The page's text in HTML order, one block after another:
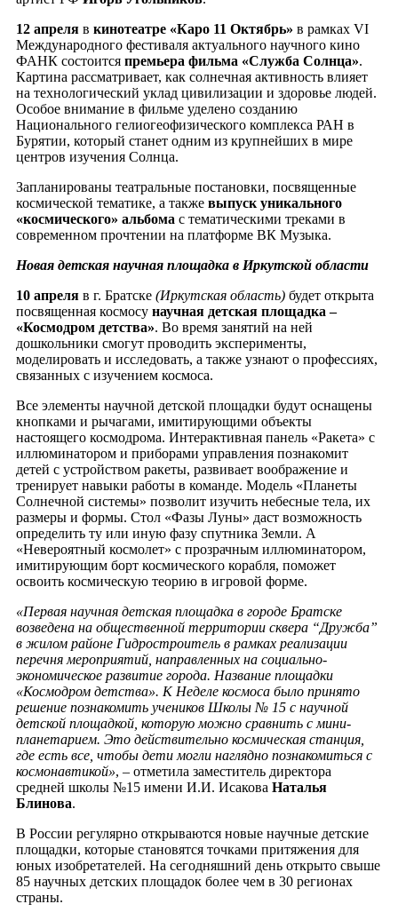
12 апреля в кинотеатре «Каро 11 Октябрь» в рамках VI
Международного фестиваля актуального научного кино
ФАНК состоится премьера фильма «Служба Солнца».
Картина рассматривает, как солнечная активность влияет
на технологический уклад цивилизации и здоровье людей.
Особое внимание в фильме уделено созданию
Национального гелиогеофизического комплекса РАН в
Бурятии, который станет одним из крупнейших в мире
центров изучения Солнца.
Запланированы театральные постановки, посвященные
космической тематике, а также выпуск уникального
«космического» альбома с тематическими треками в
современном прочтении на платформе ВК Музыка.
Новая детская научная площадка в Иркутской области
10 апреля в г. Братске (Иркутская область) будет открыта
посвященная космосу научная детская площадка –
«Космодром детства». Во время занятий на ней
дошкольники смогут проводить эксперименты,
моделировать и исследовать, а также узнают о профессиях,
связанных с изучением космоса.
Все элементы научной детской площадки будут оснащены
кнопками и рычагами, имитирующими объекты
настоящего космодрома. Интерактивная панель «Ракета» с
иллюминатором и приборами управления познакомит
детей с устройством ракеты, развивает воображение и
тренирует навыки работы в команде. Модель «Планеты
Солнечной системы» позволит изучить небесные тела, их
размеры и формы. Стол «Фазы Луны» даст возможность
определить ту или иную фазу спутника Земли. А
«Невероятный космолет» с прозрачным иллюминатором,
имитирующим борт космического корабля, поможет
освоить космическую теорию в игровой форме.
«Первая научная детская площадка в городе Братске
возведена на общественной территории сквера “Дружба”
в жилом районе Гидростроитель в рамках реализации
перечня мероприятий, направленных на социально-
экономическое развитие города. Название площадки
«Космодром детства». К Неделе космоса было принято
решение познакомить учеников Школы № 15 с научной
детской площадкой, которую можно сравнить с мини-
планетарием. Это действительно космическая станция,
где есть все, чтобы дети могли наглядно познакомиться с
космонавтикой», – отметила заместитель директора
средней школы №15 имени И.И. Исакова Наталья
Блинова.
В России регулярно открываются новые научные детские
площадки, которые становятся точками притяжения для
юных изобретателей. На сегодняшний день открыто свыше
85 научных детских площадок более чем в 30 регионах
страны.